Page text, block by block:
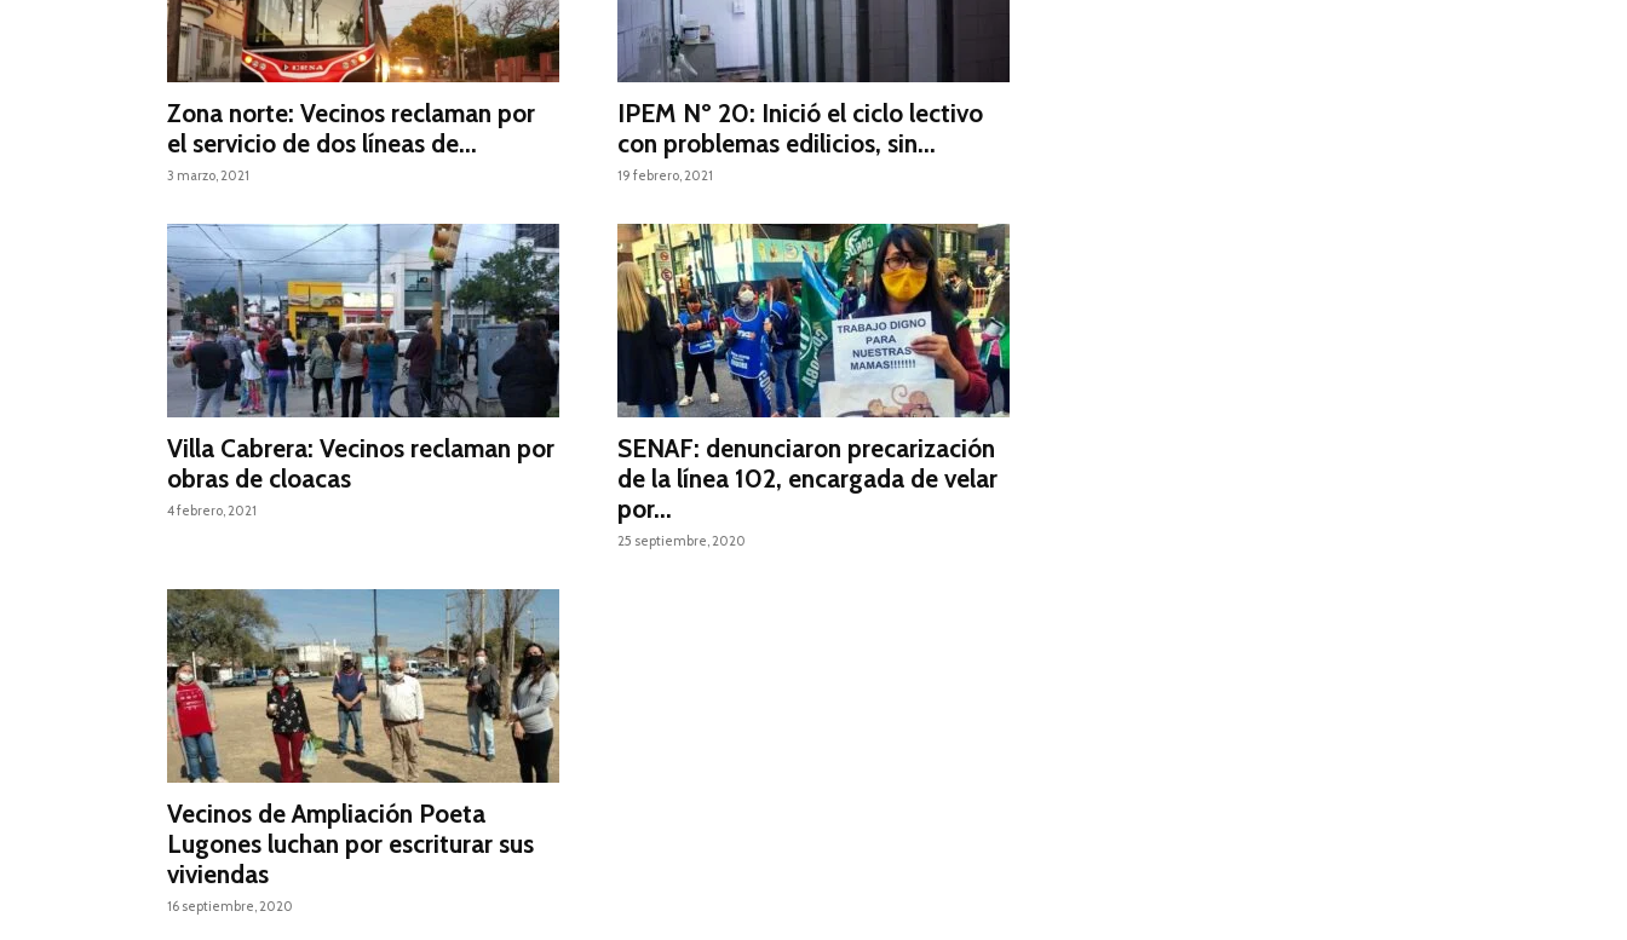
Zona norte: Vecinos reclaman por
el servicio de dos líneas de...
3 marzo, 2021
IPEM Nº 20: Inició el ciclo lectivo
con problemas edilicios, sin...
19 febrero, 2021
Villa Cabrera: Vecinos reclaman por
obras de cloacas
4 febrero, 2021
SENAF: denunciaron precarización
de la línea 102, encargada de velar
por...
25 septiembre, 2020
Vecinos de Ampliación Poeta
Lugones luchan por escriturar sus
viviendas
16 septiembre, 2020